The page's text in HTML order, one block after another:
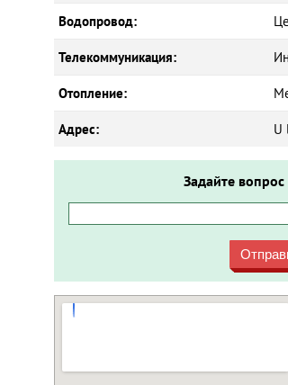
Водопровод:
Телекоммуникация:
Отопление:
Адрес: U
Задайте